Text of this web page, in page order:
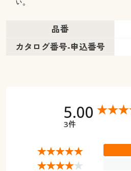
い。
品番
カタログ番号-申込番号
5.00
3件